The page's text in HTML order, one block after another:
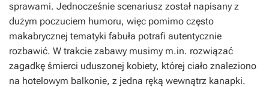
sprawami. Jednocześnie scenariusz został napisany z
dużym poczuciem humoru, więc pomimo często
makabrycznej tematyki fabuła potrafi autentycznie
rozbawić. W trakcie zabawy musimy m.in. rozwiązać
zagadkę śmierci uduszonej kobiety, której ciało znaleziono
na hotelowym balkonie, z jedna ręką wewnątrz kanapki.